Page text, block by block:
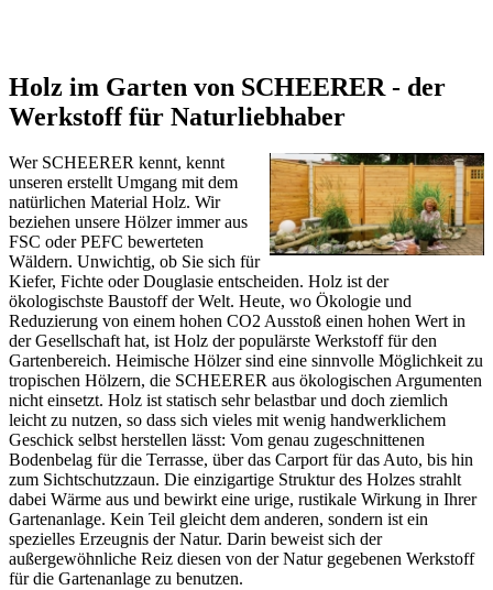
Holz im Garten von SCHEERER - der
Werkstoff für Naturliebhaber
Wer SCHEERER kennt, kennt
unseren erstellt Umgang mit dem
natürlichen Material Holz. Wir
beziehen unsere Hölzer immer aus
FSC oder PEFC bewerteten
Wäldern. Unwichtig, ob Sie sich für
Kiefer, Fichte oder Douglasie entscheiden. Holz ist der
ökologischste Baustoff der Welt. Heute, wo Ökologie und
Reduzierung von einem hohen CO2 Ausstoß einen hohen Wert in
der Gesellschaft hat, ist Holz der populärste Werkstoff für den
Gartenbereich. Heimische Hölzer sind eine sinnvolle Möglichkeit zu
tropischen Hölzern, die SCHEERER aus ökologischen Argumenten
nicht einsetzt. Holz ist statisch sehr belastbar und doch ziemlich
leicht zu nutzen, so dass sich vieles mit wenig handwerklichem
Geschick selbst herstellen lässt: Vom genau zugeschnittenen
Bodenbelag für die Terrasse, über das Carportfür das Auto, bis hin
zum Sichtschutzzaun. Die einzigartige Struktur des Holzes strahlt
dabei Wärme aus und bewirkt eine urige, rustikale Wirkung in Ihrer
Gartenanlage. Kein Teil gleicht dem anderen, sondern ist ein
spezielles Erzeugnis der Natur. Darin beweist sich der
außergewöhnliche Reiz diesen von der Natur gegebenen Werkstoff
für die Gartenanlage zu benutzen.